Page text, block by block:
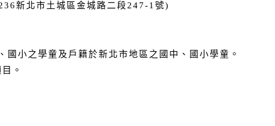
新北市土城區金城路二段247-1號)
國小之學童及戶籍於新北市地區之國中、國小學童。
。